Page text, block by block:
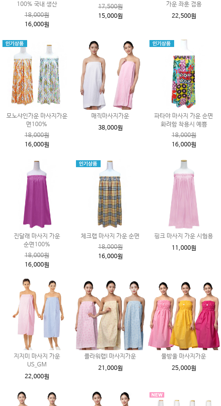
100% 국내 생산
18,000원
16,000원
17,500원
15,000원
가운 좌훈 겸용
22,500원
모노샤인가운 마사지가운
면100%
18,000원
16,000원
매직마사지가운
38,000원
파타야 마사지 가운 순면
화려함 착용시 예쁨
18,000원
16,000원
진달래 마사지 가운
순면100%
18,000원
16,000원
체크랩 마사지 가운 순면
18,000원
16,000원
핑크 마사지 가운 시험용
11,000원
지지미 마사지 가운
US_GM
22,000원
플라워랩I 마사지가운
21,000원
물방울 마사지가운
25,000원